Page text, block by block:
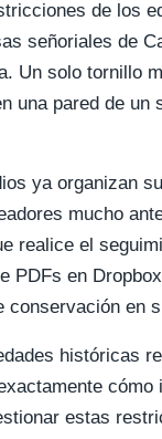
de los
señoriales de
Un solo tornillo
una pared de un
ya organizan
mucho
realice el
PDFs en
conservación en
históricas
estas